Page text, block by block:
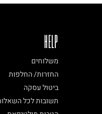
HELP
משלוחים
החזרות/ החלפות
ביטול עסקה
תשובות לכל